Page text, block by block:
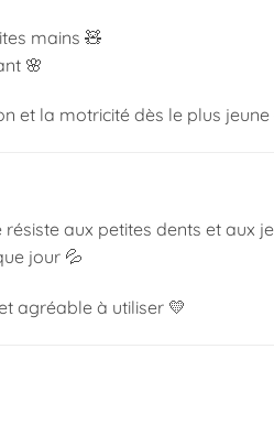
mains 🧸
🌸
et la motricité dès le plus jeune
aux petites dents et aux
jour 💦
agréable à utiliser 💛